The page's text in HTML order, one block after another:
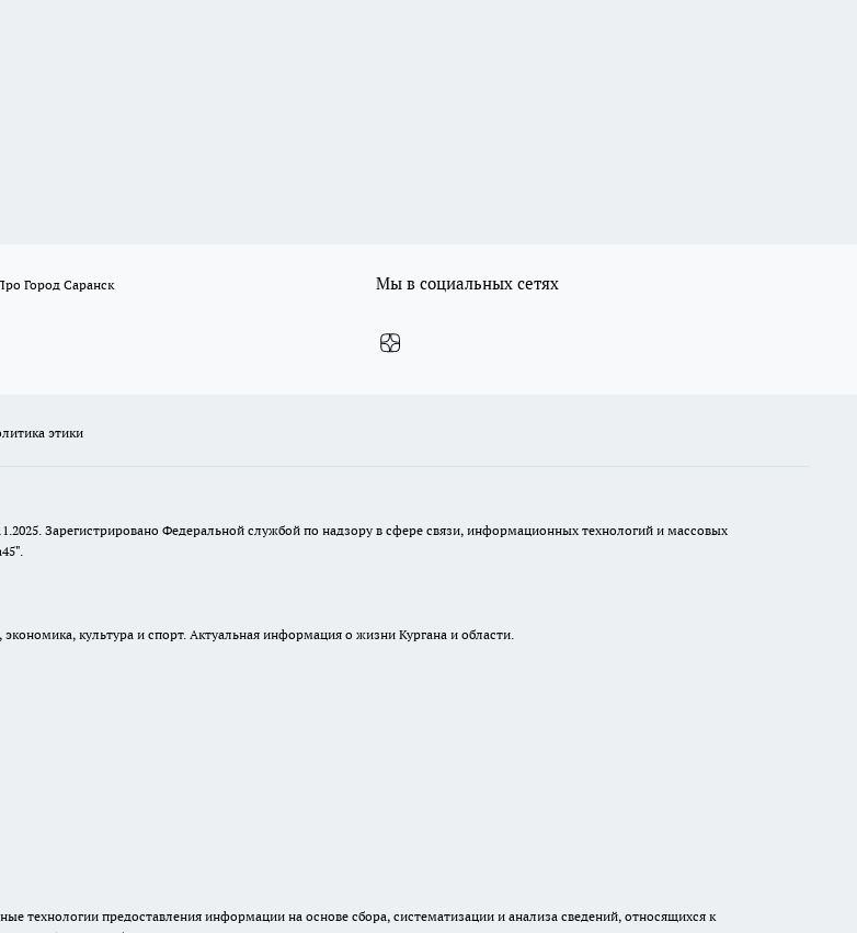
Город Саранск Мы в социальных сетях
этики
Зарегистрировано Федеральной службой по надзору в сфере связи, информационных технологий и массовых
культура и спорт. Актуальная информация о жизни Кургана и области.
предоставления информации на основе сбора, систематизации и анализа сведений, относящихся к